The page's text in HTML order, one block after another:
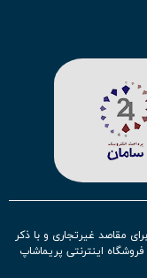
فوتبال، تعداد
لباس رئال مادرید
منچستر سیتی
ولباس تیم ملی
رو موجود
مقاصد غیرتجاری و با ذکر
اینترنتی پریماشاپ